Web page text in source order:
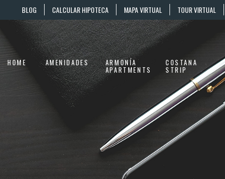
TOUR VIRTUAL
MAPA VIRTUAL
CALCULAR HIPOTECA
BLOG
HOME AMENIDADES ARMONÍA
APARTMENTS
COSTANA
STRIP